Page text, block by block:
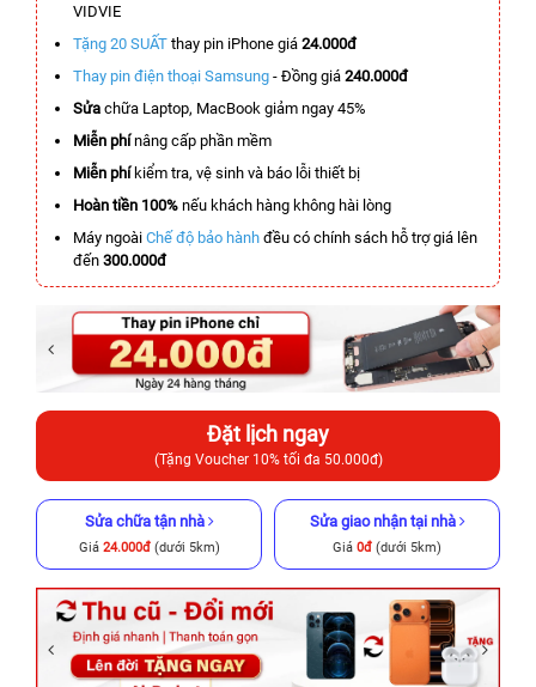
VIDVIE
Tặng 20 SUẤT thay pin iPhone giá 24.000đ
Thay pin điện thoại Samsung - Đồng giá 240.000đ
Sửa chữa Laptop, MacBook giảm ngay 45%
Miễn phínâng cấp phần mềm
Miễn phíkiểm tra, vệ sinh và báo lỗi thiết bị
Hoàn tiền 100% nếu khách hàng không hài lòng
Máy ngoài Chế độ bảo hành đều có chính sách hỗ trợ giá lên
đến 300.000đ
Đặt lịch ngay
(Tặng Voucher 10% tối đa 50.000đ)
Sửa chữa tận nhà
Giá 24.000đ(dưới 5km)
Sửa giao nhận tại nhà
Giá 0đ (dưới 5km)